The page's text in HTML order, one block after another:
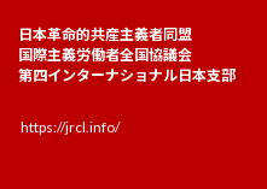
日本革命的共産主義者同盟
国際主義労働者全国協議会
第四インターナショナル日本支部
https://jrcl.info/